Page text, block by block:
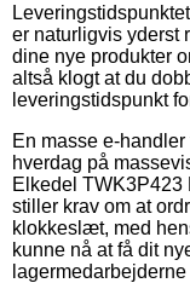
er naturligvis yderst
dine nye produkter
altså klogt at du
leveringstidspunkt
En masse e-
hverdag på
Elkedel TWK3P423
stiller krav om at
klokkeslæt, med
kunne nå at få dit